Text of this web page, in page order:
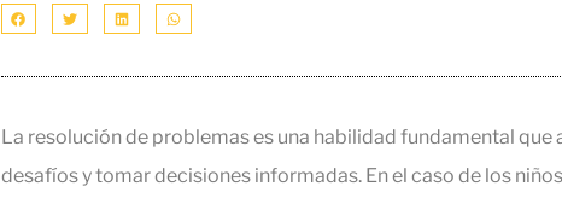
La resolución de problemas es una habilidad fundamental que
desafíos y tomar decisiones informadas. En el caso de los